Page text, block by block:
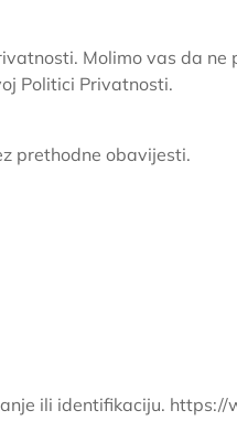
Molimo vas da ne
Politici Privatnosti.
prethodne obavijesti.
ili identifikaciju.